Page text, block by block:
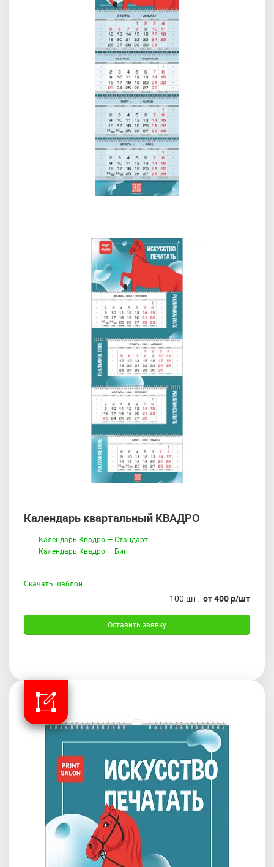
Календарь квартальный КВАДРО
Календарь Квадро — Стандарт
Календарь Квадро — Биг
Скачать шаблон
100 шт. от 400 р/шт
Оставить заявку